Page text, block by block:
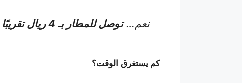
نعم…توصل للمطار بـ 4 ريال تقريبًا
كم يستغرق الوقت؟